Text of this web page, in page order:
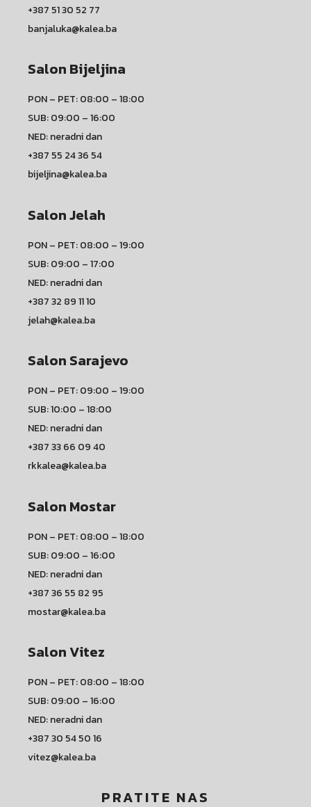
+387 51 30 52 77
banjaluka@kalea.ba
Salon Bijeljina
PON – PET: 08:00 – 18:00
SUB: 09:00 – 16:00
NED: neradni dan
+387 55 24 36 54
bijeljina@kalea.ba
Salon Jelah
PON – PET: 08:00 – 19:00
SUB: 09:00 – 17:00
NED: neradni dan
+387 32 89 11 10
jelah@kalea.ba
Salon Sarajevo
PON – PET: 09:00 – 19:00
SUB: 10:00 – 18:00
NED: neradni dan
+387 33 66 09 40
rkkalea@kalea.ba
Salon Mostar
PON – PET: 08:00 – 18:00
SUB: 09:00 – 16:00
NED: neradni dan
+387 36 55 82 95
mostar@kalea.ba
Salon Vitez
PON – PET: 08:00 – 18:00
SUB: 09:00 – 16:00
NED: neradni dan
+387 30 54 50 16
vitez@kalea.ba
PRATITE NAS